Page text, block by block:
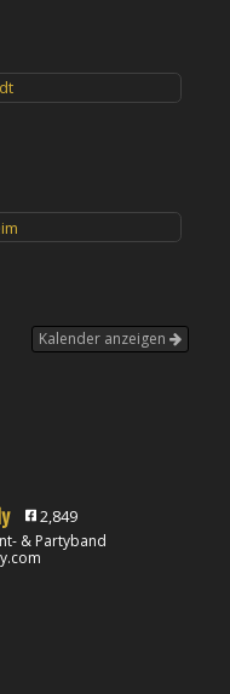
Kalender anzeigen
2,849
& Partyband